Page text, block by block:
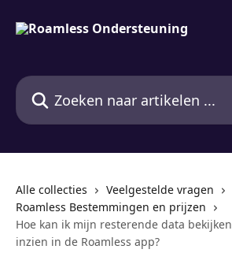
Zoeken naar artikelen ...
Alle collecties
Veelgestelde vragen
Roamless Bestemmingen en prijzen
Hoe kan ik mijn resterende data
inzien in de Roamless app?